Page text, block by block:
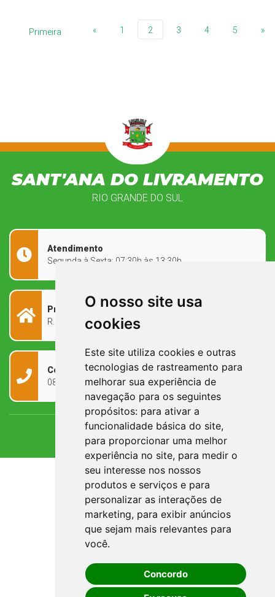
O nosso site usa
cookies
Este site utiliza cookies e outras
tecnologias de rastreamento para
melhorar sua experiência de
navegação para os seguintes
propósitos: para ativar a
funcionalidade básica do site,
para proporcionar uma melhor
experiência no site, para medir o
seu interesse nos nossos
produtos e serviços e para
personalizar as interações de
marketing, para exibir anúncios
que sejam mais relevantes para
você.
Concordo
Primeira « 1 2 3 4 5 »
SANT'ANA DO LIVRAMENTO
RIO GRANDE DO SUL
Atendimento
Segunda à Sexta: 07:30h às 13:30h
Prefeitura Municipal
R. Rivadávia Corrêa, 858 - Centro - RS, 97573-010
Contato
0800 090 2050